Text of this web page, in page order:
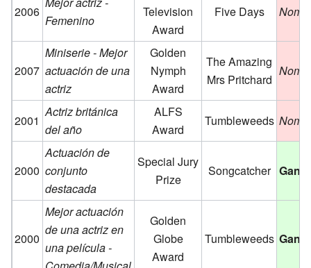
2006
Femenino
Television
Award
Five Days
2007
Miniserie - Mejor
actuación de una
actriz
Golden
Nymph
Award
The Amazing
Mrs Pritchard
2001
Actriz británica
del año
ALFS
Award
Tumbleweeds
2000
Actuación de
conjunto
destacada
Special Jury
Prize
Songcatcher
2000
Mejor actuación
de una actriz en
una película -
Golden
Globe
Award
Tumbleweeds Ganó